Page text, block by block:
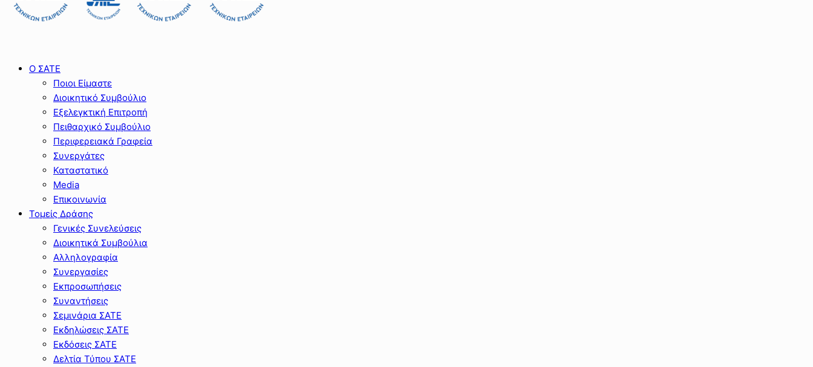
Ο ΣΑΤΕ
Ποιοι Είμαστε
Διοικητικό Συμβούλιο
Εξελεγκτική Επιτροπή
Πειθαρχικό Συμβούλιο
Περιφερειακά Γραφεία
Συνεργάτες
Καταστατικό
Media
Επικοινωνία
Τομείς Δράσης
Γενικές Συνελεύσεις
Διοικητικά Συμβούλια
Αλληλογραφία
Συνεργασίες
Εκπροσωπήσεις
Συναντήσεις
Σεμινάρια ΣΑΤΕ
Εκδηλώσεις ΣΑΤΕ
Εκδόσεις ΣΑΤΕ
Δελτία Τύπου ΣΑΤΕ